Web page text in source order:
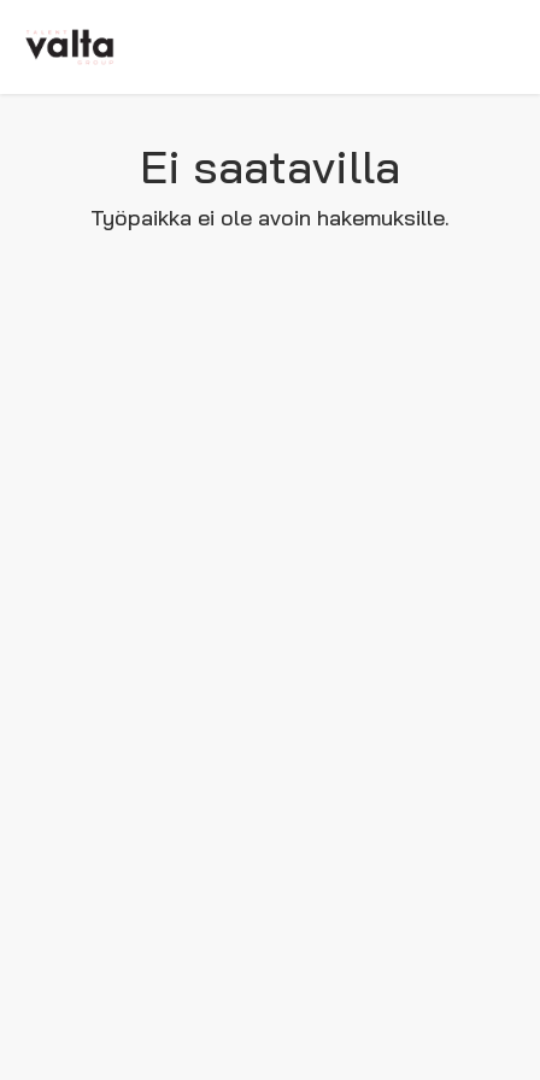
Ei saatavilla
Työpaikka ei ole avoin hakemuksille.